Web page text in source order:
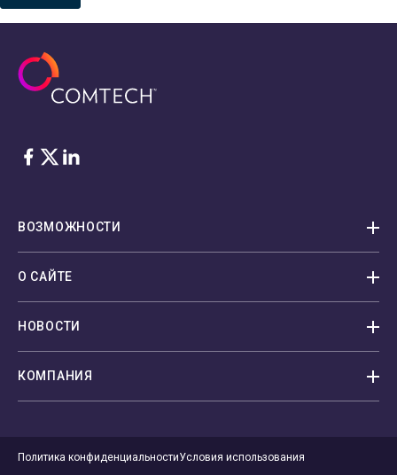
Facebook
Twitter
LinkedIn
ВОЗМОЖНОСТИ
О САЙТЕ
НОВОСТИ
КОМПАНИЯ
Политика конфиденциальностиУсловия использования